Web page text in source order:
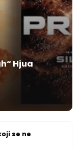
Hjua
se ne